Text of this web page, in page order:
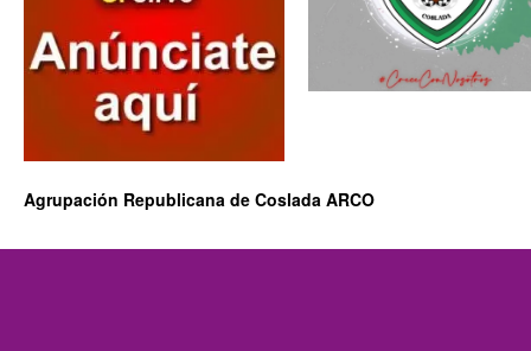
Agrupación Republicana de Coslada ARCO